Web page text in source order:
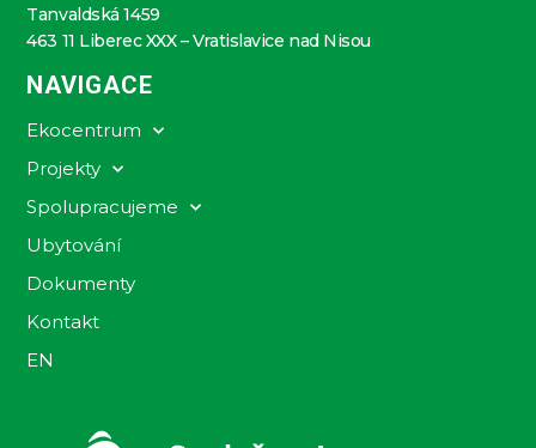
Tanvaldská 1459
463 11 Liberec XXX – Vratislavice nad Nisou
NAVIGACE
Ekocentrum
Projekty
Spolupracujeme
Ubytování
Dokumenty
Kontakt
EN